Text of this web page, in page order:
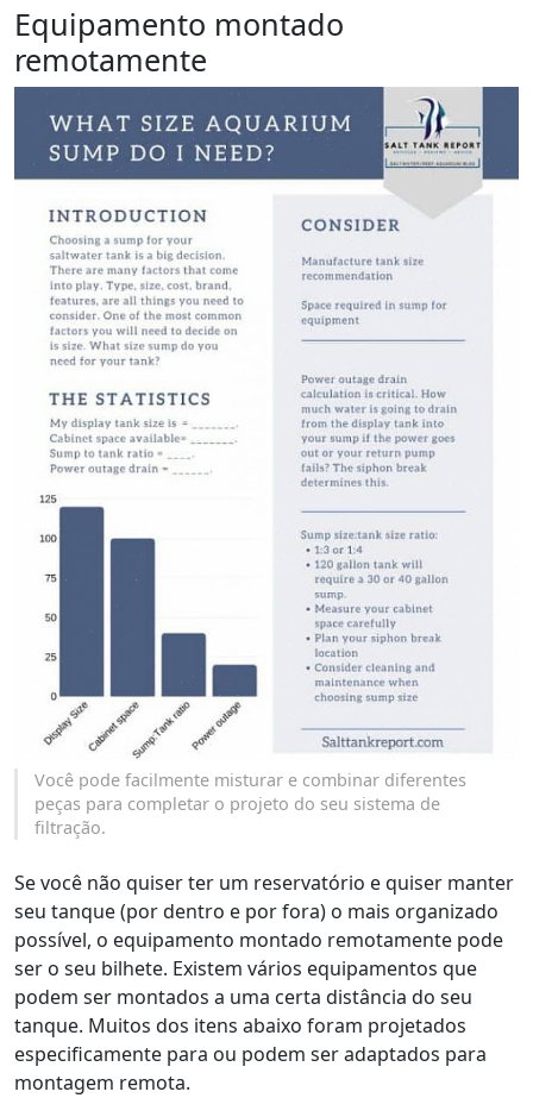
Equipamento montado
remotamente
Você pode facilmente misturar e combinar diferentes
peças para completar o projeto do seu sistema de
filtração.
Se você não quiser ter um reservatório e quiser manter
seu tanque (por dentro e por fora) o mais organizado
possível, o equipamento montado remotamente pode
ser o seu bilhete. Existem vários equipamentos que
podem ser montados a uma certa distância do seu
tanque. Muitos dos itens abaixo foram projetados
especificamente para ou podem ser adaptados para
montagem remota.